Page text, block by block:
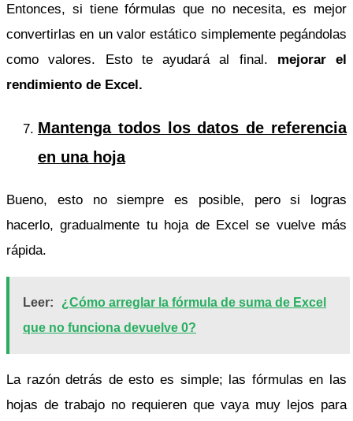
Entonces, si tiene fórmulas que no necesita, es mejor
convertirlas en un valor estático simplemente pegándolas
como valores. Esto te ayudará al final. mejorar el
rendimiento de Excel.
Mantenga todos los datos de referencia
en una hoja
Bueno, esto no siempre es posible, pero si logras
hacerlo, gradualmente tu hoja de Excel se vuelve más
rápida.
Leer:
¿Cómo arreglar la fórmula de suma de Excel
que no funciona devuelve 0?
La razón detrás de esto es simple; las fórmulas en las
hojas de trabajo no requieren que vaya muy lejos para